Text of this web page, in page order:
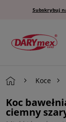
Subskrybuj
Koce
Koc
ciemny